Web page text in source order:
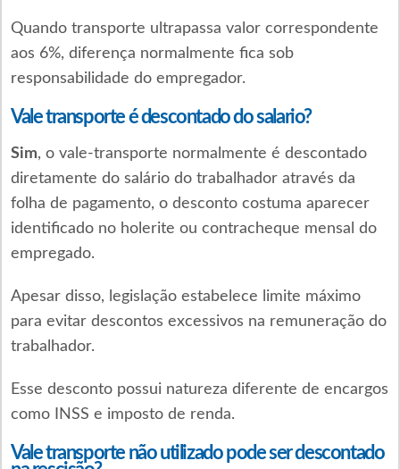
Quando transporte ultrapassa valor correspondente
aos 6%, diferença normalmente fica sob
responsabilidade do empregador.
Vale transporte é descontado do salario?
Sim, o vale-transporte normalmente é descontado
diretamente do salário do trabalhador através da
folha de pagamento, o desconto costuma aparecer
identificado no holerite ou contracheque mensal do
empregado.
Apesar disso, legislação estabelece limite máximo
para evitar descontos excessivos na remuneração do
trabalhador.
Esse desconto possui natureza diferente de encargos
como INSS e imposto de renda.
Vale transporte não utilizado pode ser descontado